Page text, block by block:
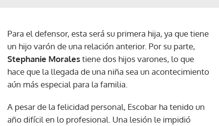
Para el defensor, esta será su primera hija, ya que tiene
un hijo varón de una relación anterior. Por su parte,
Stephanie Moralestiene dos hijos varones, lo que
hace que la llegada de una niña sea un acontecimiento
aún más especial para la familia.
A pesar de la felicidad personal, Escobar ha tenido un
año difícil en lo profesional. Una lesión le impidió